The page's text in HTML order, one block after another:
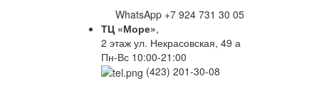
WhatsApp +7 924 731 30 05
ТЦ «Море»,
2 этаж ул. Некрасовская, 49 а
Пн-Вс 10:00-21:00
(423) 201-30-08